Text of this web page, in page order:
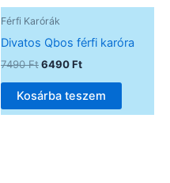
Férfi Karórák
Divatos Qbos férfi karóra
7490Ft6490Ft
Kosárba teszem